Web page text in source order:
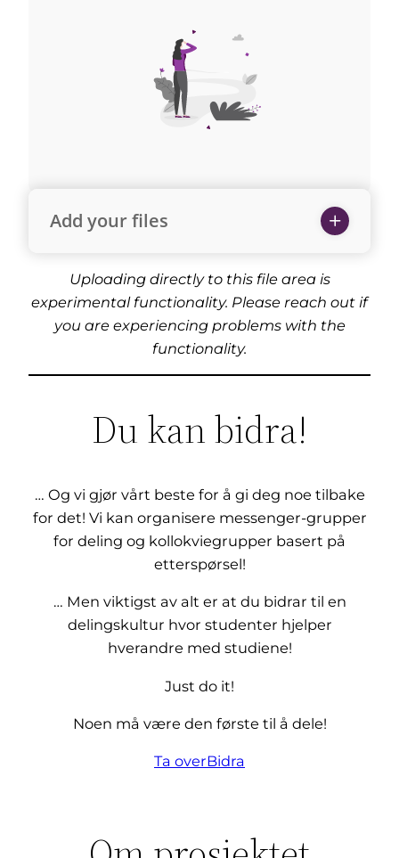
Add your files
Uploading directly to this file area is
experimental functionality. Please reach out if
you are experiencing problems with the
functionality.
Du kan bidra!
… Og vi gjør vårt beste for å gi deg noe tilbake
for det! Vi kan organisere messenger-grupper
for deling og kollokviegrupper basert på
etterspørsel!
… Men viktigst av alt er at du bidrar til en
delingskultur hvor studenter hjelper
hverandre med studiene!
Just do it!
Noen må være den første til å dele!
Ta overBidra